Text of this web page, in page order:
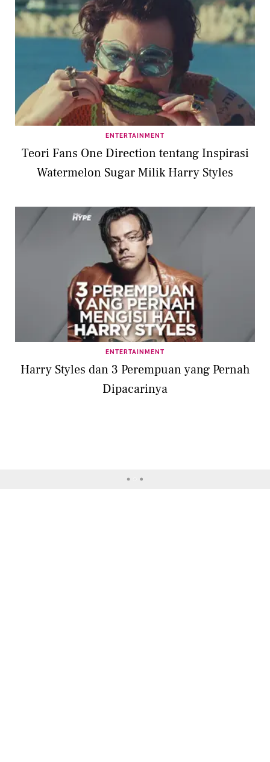
ENTERTAINMENT
Teori Fans One Direction tentang Inspirasi
Watermelon Sugar Milik Harry Styles
ENTERTAINMENT
Harry Styles dan 3 Perempuan yang Pernah
Dipacarinya